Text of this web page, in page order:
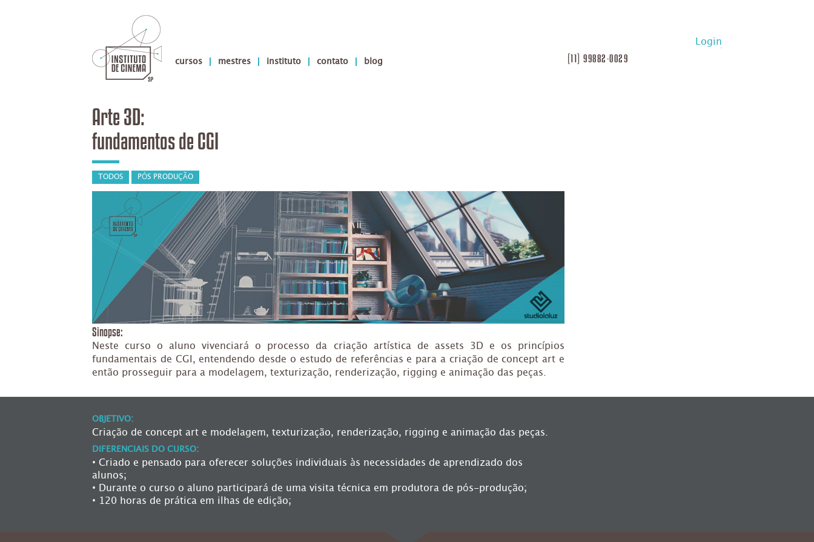
cursos mestres instituto contato blog
Login
(11) 99882-0029
Arte 3D:
fundamentos de CGI
TODOS PÓS PRODUÇÃO
Sinopse:
Neste curso o aluno vivenciará o processo da criação artística de assets 3D e os princípios
fundamentais de CGI, entendendo desde o estudo de referências e para a criação de concept art e
então prosseguir para a modelagem, texturização, renderização, rigging e animação das peças.
OBJETIVO:
Criação de concept art e modelagem, texturização, renderização, rigging e animação das peças.
DIFERENCIAIS DO CURSO:
• Criado e pensado para oferecer soluções individuais às necessidades de aprendizado dos
alunos;
• Durante o curso o aluno participará de uma visita técnica em produtora de pós-produção;
• 120 horas de prática em ilhas de edição;